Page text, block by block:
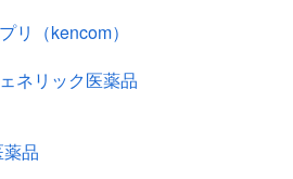
リ（kencom）
ネリック医薬品
品